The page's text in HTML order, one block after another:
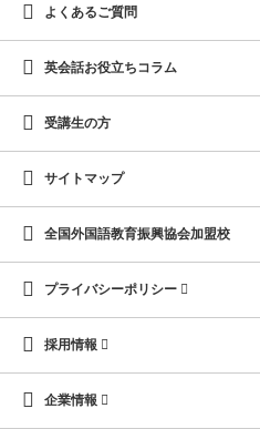
よくあるご質問
英会話お役立ちコラム
受講生の方
サイトマップ
全国外国語教育振興協会加盟校
プライバシーポリシー
採用情報
企業情報